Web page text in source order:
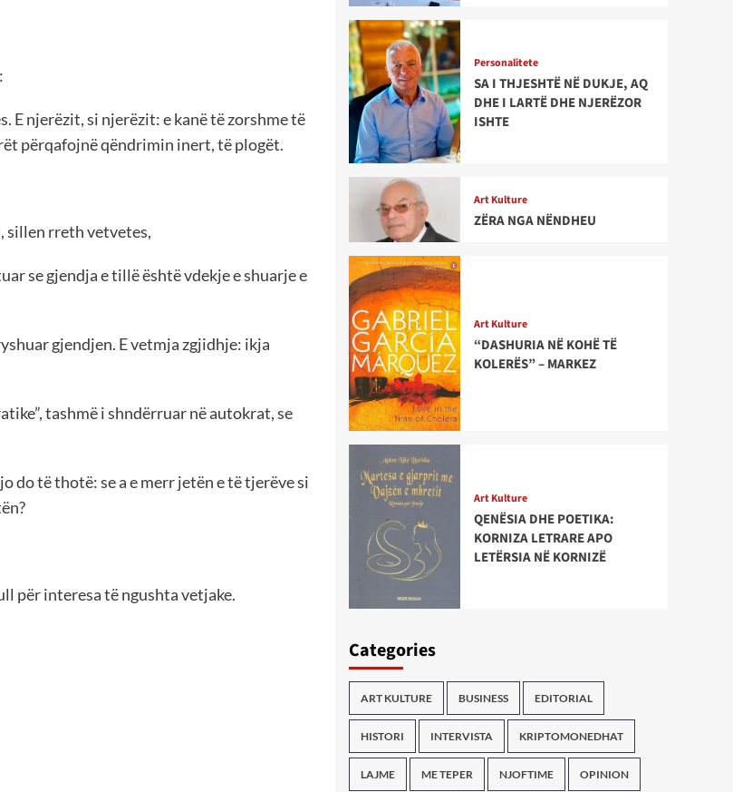
E njerëzit, si njerëzit: e kanë të zorshme të
përqafojnë qëndrimin inert, të plogët.
sillen rreth vetvetes,
se gjendja e tillë është vdekje e shuarje e
gjendjen. E vetmja zgjidhje: ikja
tashmë i shndërruar në autokrat, se
do të thotë: se a e merr jetën e të tjerëve si
për interesa të ngushta vetjake.
Personalitete
SA I THJESHTË NË DUKJE, AQ
DHE I LARTË DHE NJERËZOR
ISHTE
Art Kulture
ZËRA NGA NËNDHEU
Art Kulture
“DASHURIA NË KOHË TË
KOLERËS” – MARKEZ
Art Kulture
QENËSIA DHE POETIKA:
KORNIZA LETRARE APO
LETËRSIA NË KORNIZË
Categories
ART KULTURE BUSINESS EDITORIAL
HISTORI INTERVISTA KRIPTOMONEDHAT
LAJME ME TEPER NJOFTIME OPINION